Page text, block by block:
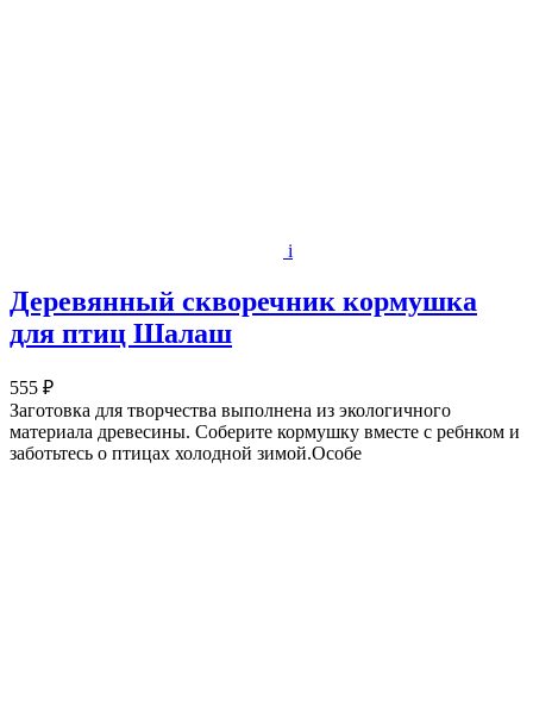
i
Деревянный скворечник кормушка
для птиц Шалаш
555 ₽
Заготовка для творчества выполнена из экологичного
материала древесины. Соберите кормушку вместе с ребнком и
заботьтесь о птицах холодной зимой.Особе